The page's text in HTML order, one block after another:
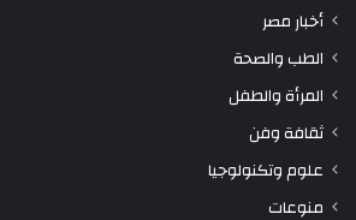
أخبار مصر
الطب والصحة
المرأة والطفل
ثقافة وفن
علوم وتكنولوجيا
منوعات